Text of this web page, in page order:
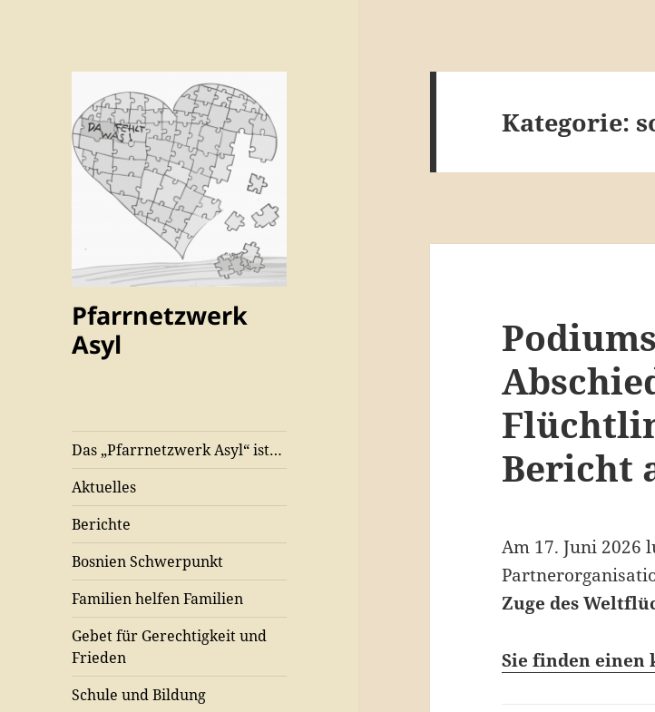
Pfarrnetzwerk
Asyl
Das „Pfarrnetzwerk Asyl“ ist…
Aktuelles
Berichte
Bosnien Schwerpunkt
Familien helfen Familien
Gebet für Gerechtigkeit und
Frieden
Schule und Bildung
Kategorie:
Bericht
Am 17. Juni 2026
Zuge des
Sie finden einen